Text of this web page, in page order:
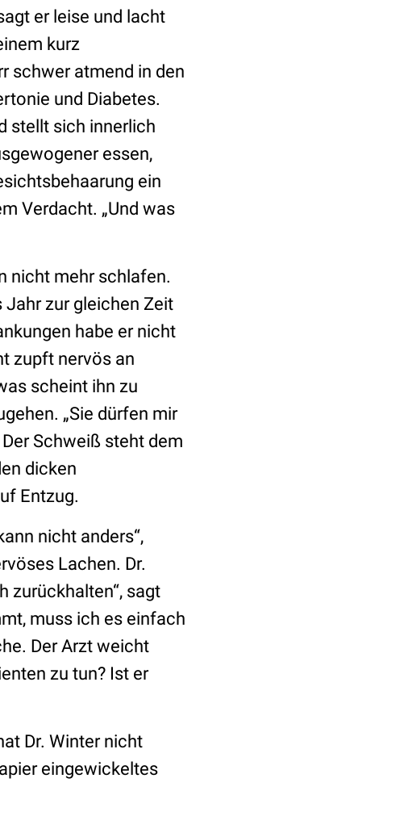
er leise und lacht
kurz
schwer atmend in den
und Diabetes.
stellt sich innerlich
essen,
ein
Verdacht. „Und was
nicht mehr schlafen.
Jahr zur gleichen Zeit
habe er nicht
zupft nervös an
scheint ihn zu
„Sie dürfen mir
Schweiß steht dem
dicken
Entzug.
nicht anders“,
Lachen. Dr.
zurückhalten“, sagt
muss ich es einfach
Der Arzt weicht
zu tun? Ist er
Dr. Winter nicht
eingewickeltes